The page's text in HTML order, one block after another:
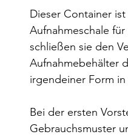
Dieser Container
Aufnahmeschale
schließen sie den
Aufnahmebehälter
irgendeiner Form
Bei der ersten
Gebrauchsmuster